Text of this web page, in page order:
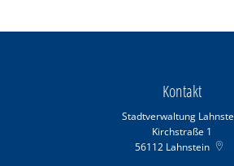
Kontakt
Stadtverwaltung
Kirchstraße 1
56112 Lahnstein